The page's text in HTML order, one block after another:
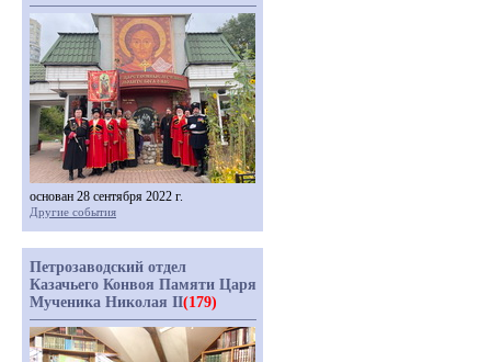
основан 28 сентября 2022 г.
Другие события
Петрозаводский отдел
Казачьего Конвоя Памяти Царя
Мученика Николая II(179)